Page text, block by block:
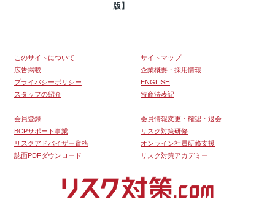
版】
このサイトについて
サイトマップ
広告掲載
企業概要・採用情報
プライバシーポリシー
ENGLISH
スタッフの紹介
特商法表記
会員登録
会員情報変更・確認・退会
BCPサポート事業
リスク対策研修
リスクアドバイザー資格
オンライン社員研修支援
誌面PDFダウンロード
リスク対策アカデミー